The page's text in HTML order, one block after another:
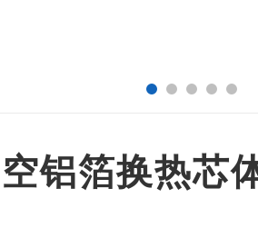
铝箔换热芯